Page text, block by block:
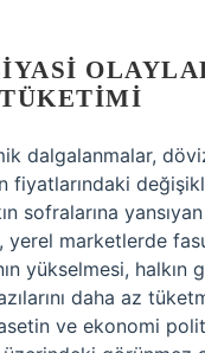
dalgalanmalar,
fiyatlarındaki
sofralarına
yerel marketlerde
yükselmesi, halkın
daha az
ve ekonomi